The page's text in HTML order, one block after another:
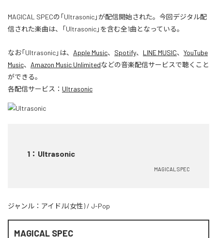
MAGICAL SPECの「Ultrasonic」が配信開始された。今回デジタル配
信された楽曲は、「Ultrasonic」を含む全1曲となっている。
なお「Ultrasonic」は、 Apple Music、 Spotify、 LINE MUSIC、 YouTube
Music、 Amazon Music Unlimitedなどの音楽配信サービスで聴くこと
ができる。
各配信サービス： Ultrasonic
1 ： Ultrasonic
MAGICAL SPEC
ジャンル： アイドル(女性) / J-Pop
MAGICAL SPEC